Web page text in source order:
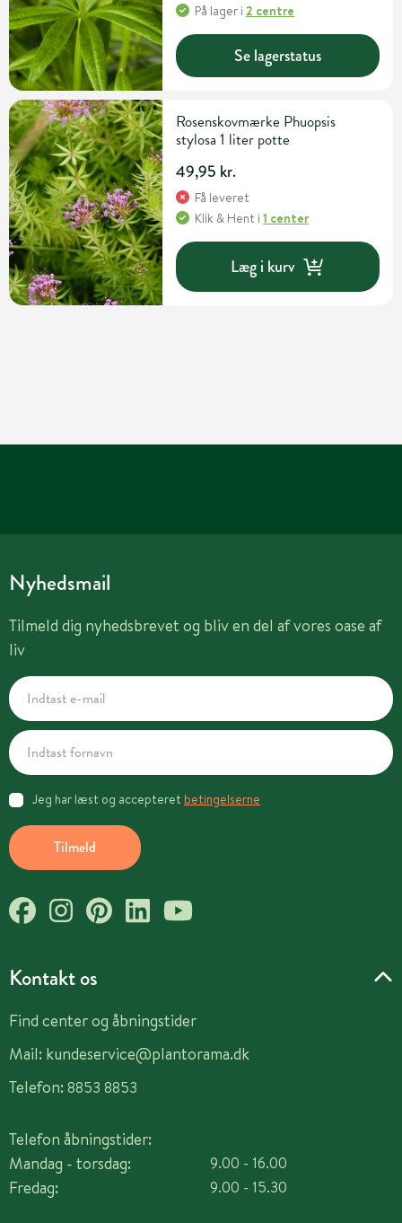
På lager i2 centre
Se lagerstatus
Rosenskovmærke Phuopsis
stylosa 1 liter potte
49,95 kr.
Få leveret
Klik & Hent i1 center
Læg i kurv
Kontakt os
Find center og åbningstider
Mail: kundeservice@plantorama.dk
Telefon: 8853 8853
Telefon åbningstider:
Mandag - torsdag:
Fredag:
9.00 - 16.00
9.00 - 15.30
Nyhedsmail
Tilmeld dig nyhedsbrevet og bliv en del af vores oase af
liv
Tilmeld
Jeg har læst og accepteret betingelserne